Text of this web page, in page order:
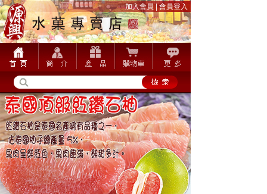
加入會員|會員登入